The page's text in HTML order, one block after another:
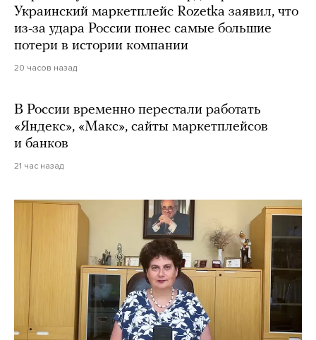
Украинский маркетплейс Rozetka заявил, что
из-за удара России понес самые большие
потери в истории компании
20 часов назад
В России временно перестали работать
«Яндекс», «Макс», сайты маркетплейсов
и банков
21 час назад